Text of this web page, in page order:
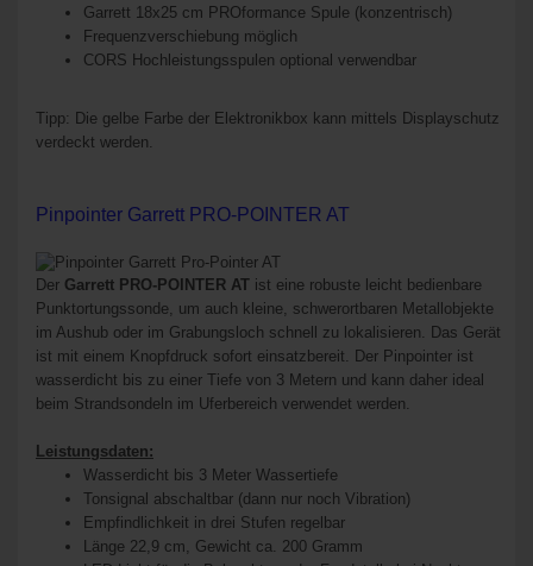
Garrett 18x25 cm PROformance Spule (konzentrisch)
Frequenzverschiebung möglich
CORS Hochleistungsspulen optional verwendbar
Tipp: Die gelbe Farbe der Elektronikbox kann mittels Displayschutz
verdeckt werden.
Pinpointer Garrett PRO-POINTER AT
Der Garrett PRO-POINTER AT ist eine robuste leicht bedienbare
Punktortungssonde, um auch kleine, schwerortbaren Metallobjekte
im Aushub oder im Grabungsloch schnell zu lokalisieren. Das Gerät
ist mit einem Knopfdruck sofort einsatzbereit. Der Pinpointer ist
wasserdicht bis zu einer Tiefe von 3 Metern und kann daher ideal
beim Strandsondeln im Uferbereich verwendet werden.
Leistungsdaten:
Wasserdicht bis 3 Meter Wassertiefe
Tonsignal abschaltbar (dann nur noch Vibration)
Empfindlichkeit in drei Stufen regelbar
Länge 22,9 cm, Gewicht ca. 200 Gramm